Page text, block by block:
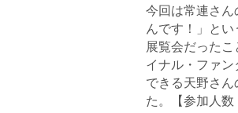
今回は常連さ
んです！」と
展覧会だった
イナル・ファ
できる天野さ
た。【参加人数